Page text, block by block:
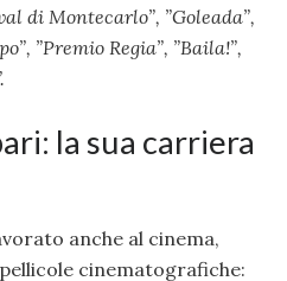
di Montecarlo”, ”Goleada”,
”Premio Regia”, ”Baila!”,
la sua carriera
anche al cinema,
cinematografiche: